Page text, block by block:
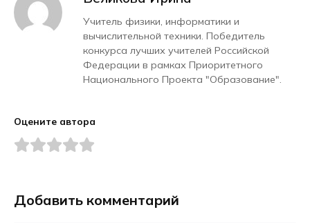
Учитель физики, информатики и
вычислительной техники. Победитель
конкурса лучших учителей Российской
Федерации в рамках Приоритетного
Национального Проекта "Образование".
Оцените автора
Добавить комментарий